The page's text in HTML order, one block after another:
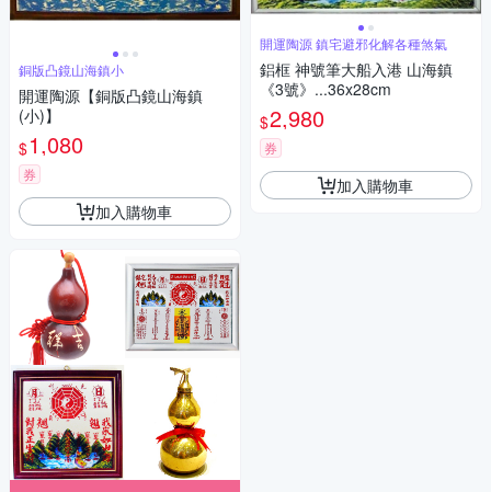
銅版凸鏡山海鎮小
開運陶源【銅版凸鏡山海鎮
(小)】
$1,080
券
加入購物車
開運陶源 鎮宅避邪化解各種煞氣
鋁框 神號筆大船入港 山海鎮
《3號》...36x28cm
$2,980
券
加入購物車